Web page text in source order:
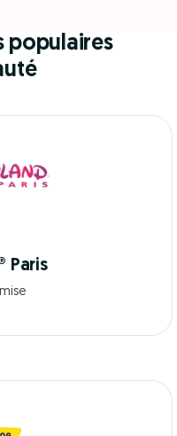
populaires
Paris